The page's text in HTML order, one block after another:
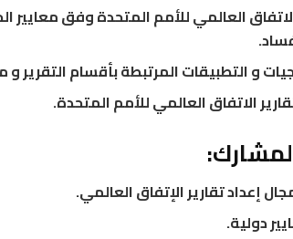
العالمي للأمم المتحدة وفق معايير
و التطبيقات المرتبطة بأقسام التقرير و
الاتفاق العالمي للأمم المتحدة.
إعداد تقارير الإتفاق العالمي.
دولية.